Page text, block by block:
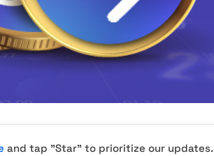
and tap "Star" to prioritize our updates.